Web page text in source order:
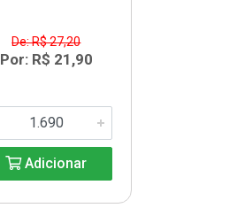
De: R$ 27,20
Por: R$ 21,90
Adicionar